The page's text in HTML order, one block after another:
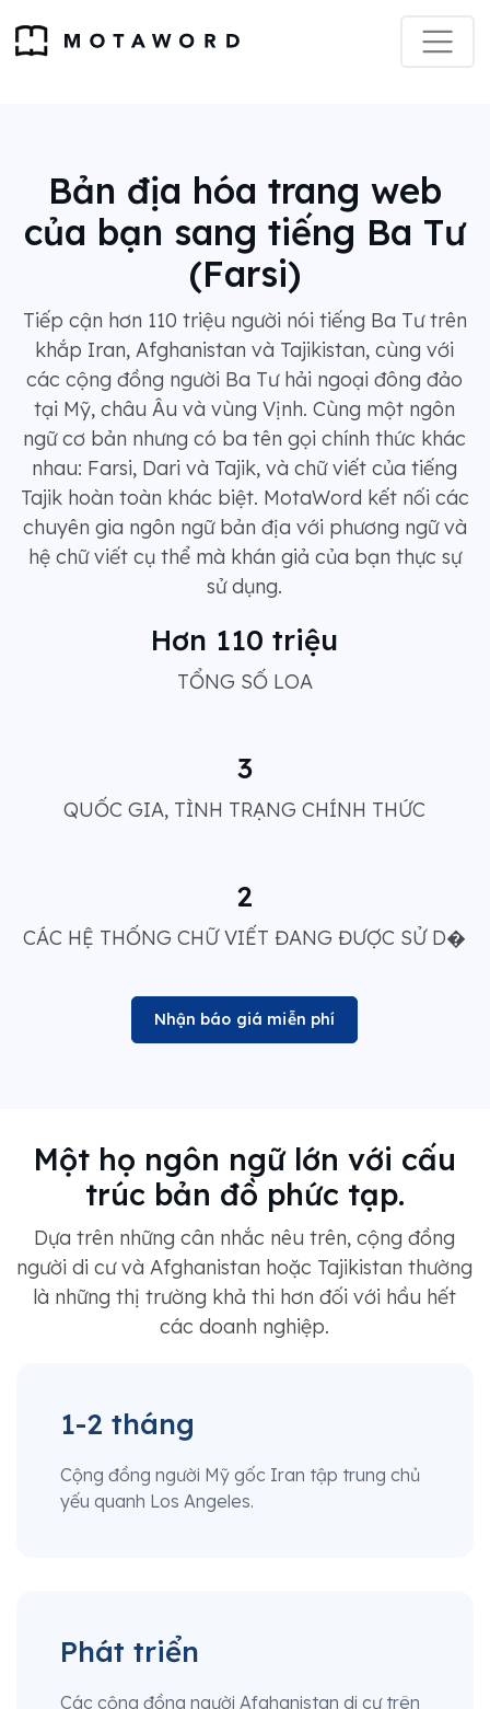
Bản địa hóa trang web
của bạn sang tiếng Ba Tư
(Farsi)
Tiếp cận hơn 110 triệu người nói tiếng Ba Tư trên
khắp Iran, Afghanistan và Tajikistan, cùng với
các cộng đồng người Ba Tư hải ngoại đông đảo
tại Mỹ, châu Âu và vùng Vịnh. Cùng một ngôn
ngữ cơ bản nhưng có ba tên gọi chính thức khác
nhau: Farsi, Dari và Tajik, và chữ viết của tiếng
Tajik hoàn toàn khác biệt. MotaWord kết nối các
chuyên gia ngôn ngữ bản địa với phương ngữ và
hệ chữ viết cụ thể mà khán giả của bạn thực sự
sử dụng.
Hơn 110 triệu
TỔNG SỐ LOA
3
QUỐC GIA, TÌNH TRẠNG CHÍNH THỨC
2
CÁC HỆ THỐNG CHỮ VIẾT ĐANG ĐƯỢC SỬ D�
Nhận báo giá miễn phí
Một họ ngôn ngữ lớn với cấu
trúc bản đồ phức tạp.
Dựa trên những cân nhắc nêu trên, cộng đồng
người di cư và Afghanistan hoặc Tajikistan thường
là những thị trường khả thi hơn đối với hầu hết
các doanh nghiệp.
1-2 tháng
Cộng đồng người Mỹ gốc Iran tập trung chủ
yếu quanh Los Angeles.
Phát triển
Các cộng đồng người Afghanistan di cư trên